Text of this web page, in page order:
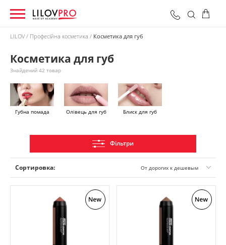
Разом:0 грн
LILOV Професійна косметика Косметика для губ
Косметика для губ
Знайдений 42 товар
Губна помада Олівець для губ Блиск для губ
Фільтри
Сортировка: От дорогих к дешевым